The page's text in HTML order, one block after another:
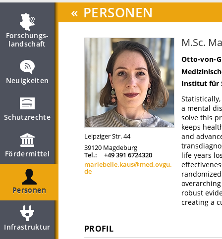
Forschungs­
landschaft
Neuigkeiten
Schutzrechte
Fördermittel
Personen
Infrastruktur
« PERSONEN
Leipziger Str. 44
39120 Magdeburg
Tel.:
+49 391 6724320
mariebelle.kaus@med.ovgu.
de
M.Sc.
Otto-von-
Institut für
a mental
solve this
keeps
and
life years
robust
creating a
PROFIL